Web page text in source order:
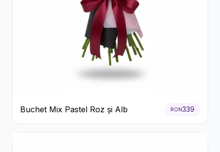
Buchet Mix Pastel Roz și Alb RON339